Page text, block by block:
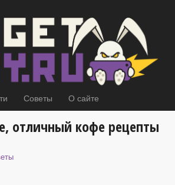
Советы О сайте
отличный кофе рецепты